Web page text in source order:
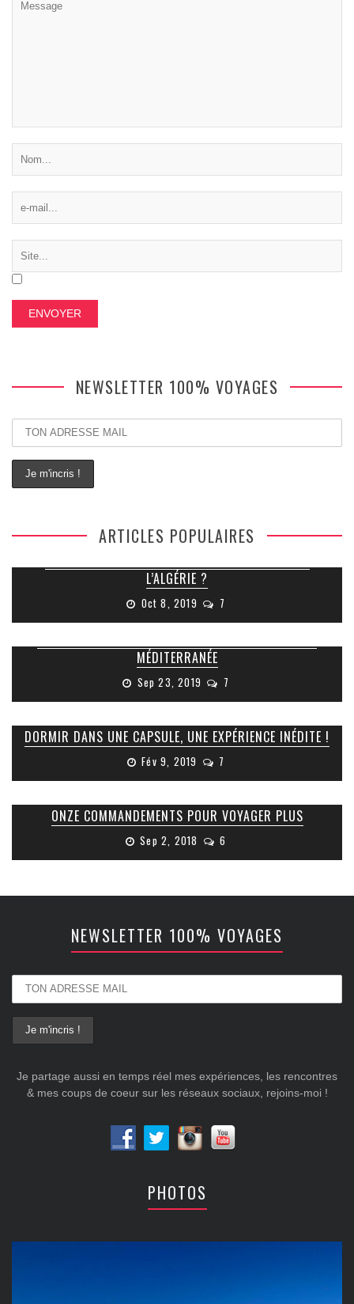
NEWSLETTER 100% VOYAGES
ARTICLES POPULAIRES
L’ALGÉRIE ?
Oct 8, 2019 7
MÉDITERRANÉE
Sep 23, 2019 7
DORMIR DANS UNE CAPSULE, UNE EXPÉRIENCE INÉDITE !
Fév 9, 2019 7
ONZE COMMANDEMENTS POUR VOYAGER PLUS
Sep 2, 2018 6
NEWSLETTER 100% VOYAGES
Je partage aussi en temps réel mes expériences, les rencontres
& mes coups de coeur sur les réseaux sociaux, rejoins-moi !
PHOTOS